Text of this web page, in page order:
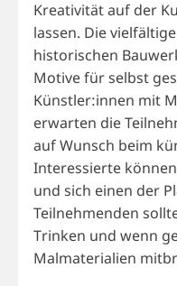
Kreativität auf der
lassen. Die
historischen
Motive für selbst
Künstler:innen mit
erwarten die
auf Wunsch beim
Interessierte
und sich einen der
Teilnehmenden
Trinken und wenn
Malmaterialien